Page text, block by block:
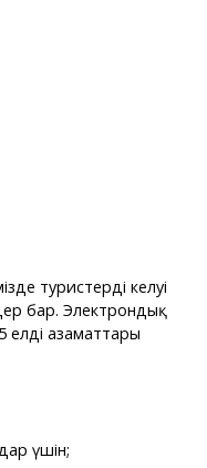
туристердің келуі
бар. Электрондық
азаматтары
үшін;